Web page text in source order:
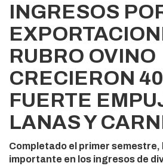
INGRESOS
RUBRO OVINO
CRECIERON
FUERTE
LANAS Y
Completado el primer
importante en los ingresos de